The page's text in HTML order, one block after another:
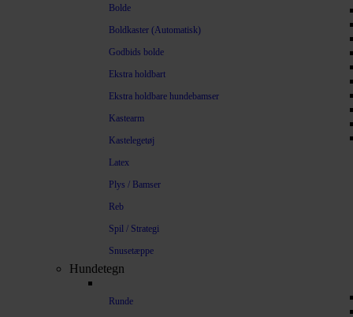
Bolde
Boldkaster (Automatisk)
Godbids bolde
Ekstra holdbart
Ekstra holdbare hundebamser
Kastearm
Kastelegetøj
Latex
Plys / Bamser
Reb
Spil / Strategi
Snusetæppe
Hundetegn
Runde